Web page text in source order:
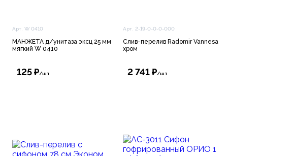
Арт. W 0410
МАНЖЕТА д/унитаза эксц 25 мм
мягкий W 0410
125 ₽/шт
Арт. 2-19-0-0-0-000
Слив-перелив Radomir Vannesa
хром
2 741 ₽/шт